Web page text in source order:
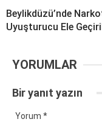
Beylikdüzü’nde
Uyuşturucu Ele
YORUMLAR
Bir yanıt yazın
Yorum *